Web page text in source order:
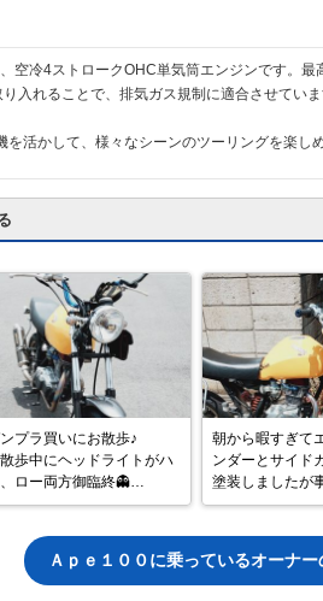
空冷4ストロークOHC単気筒エンジンです。
入れることで、排気ガス規制に適合させていま
活かして、様々なシーンのツーリングを楽し
プラ買いにお散歩♪
歩中にヘッドライトがハ
ロー両方御臨終👻
に戻って予備品と交換し
いでに黄色猫→白猫へ変更
所のセブンまで試乗して
朝から暇すぎて
ンダーとサイド
塗装しましたが
Ａｐｅ１００に乗っているオーナ